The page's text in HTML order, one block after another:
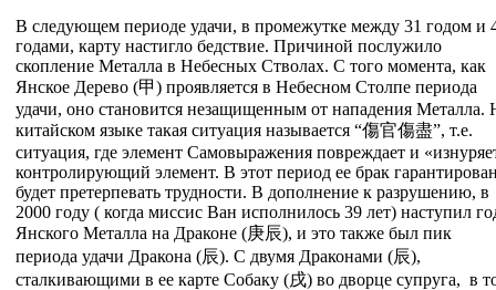
В следующем периоде удачи, в промежутке между 31 годом и
годами, карту настигло бедствие. Причиной послужило
скопление Металла в Небесных Стволах. С того момента, как
Янское Дерево (甲) проявляется в Небесном Столпе периода
удачи, оно становится незащищенным от нападения Металла.
китайском языке такая ситуация называется “傷官傷盡”, т.е.
ситуация, где элемент Самовыражения повреждает и
контролирующий элемент. В этот период ее брак
будет претерпевать трудности. В дополнение к разрушению, в
2000 году ( когда миссис Ван исполнилось 39 лет) наступил
Янского Металла на Драконе (庚辰), и это также был пик
периода удачи Дракона (辰). С двумя Драконами (辰),
сталкивающими в ее карте Собаку (戌) во дворце супруга, в